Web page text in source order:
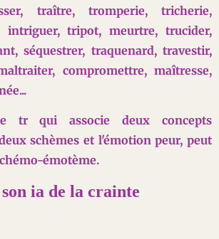
traître, tromperie, tricherie,
intriguer, tripot, meurtre, trucider,
séquestrer, traquenard, travestir,
aiter, compromettre, maîtresse,
tr qui associe deux concepts
schèmes et l'émotion peur, peut
émotème.
ia de la crainte